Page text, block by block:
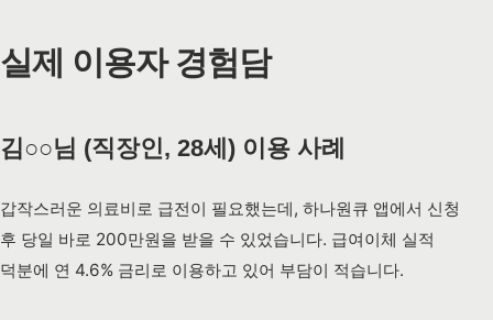
실제 이용자 경험담
김○○님 (직장인, 28세) 이용 사례
갑작스러운 의료비로 급전이 필요했는데, 하나원큐 앱에서 신청
후 당일 바로 200만원을 받을 수 있었습니다. 급여이체 실적
덕분에 연 4.6% 금리로 이용하고 있어 부담이 적습니다.